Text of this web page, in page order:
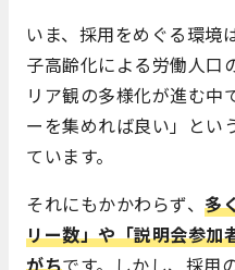
いま、採用をめぐる環境
子高齢化による労働人口
リア観の多様化が進む中
ーを集めれば良い」とい
ています。
それにもかかわらず、 多
リー数」や「説明会参加
がちです。しかし、採用